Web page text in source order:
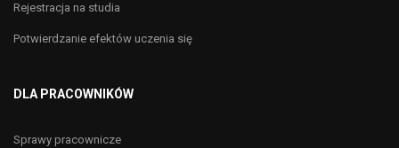
Rejestracja na studia
Potwierdzanie efektów uczenia się
DLA PRACOWNIKÓW
Sprawy pracownicze